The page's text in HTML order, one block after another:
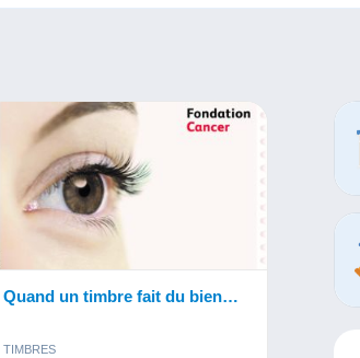
Quand un timbre fait du bien…
TIMBRES